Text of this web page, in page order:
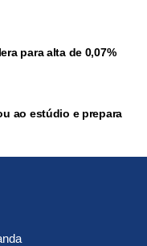
para alta de 0,07%
ao estúdio e prepara